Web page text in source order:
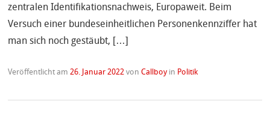
zentralen Identifikationsnachweis, Europaweit. Beim
Versuch einer bundeseinheitlichen Personenkennziffer hat
man sich noch gestäubt, […]
Veröffentlicht am 26. Januar 2022 vonCallboy in Politik